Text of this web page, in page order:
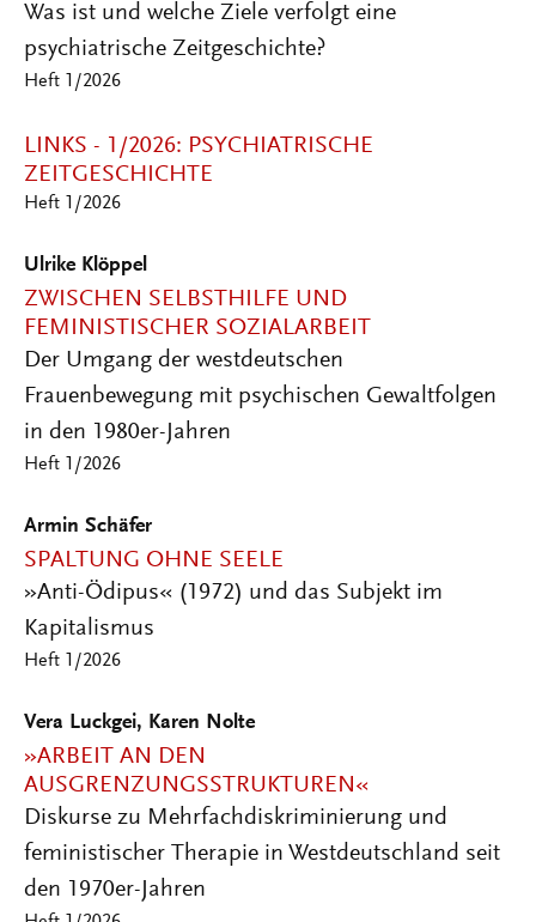
Was ist und welche Ziele verfolgt eine
psychiatrische Zeitgeschichte?
Heft 1/2026
LINKS - 1/2026: PSYCHIATRISCHE
ZEITGESCHICHTE
Heft 1/2026
Ulrike Klöppel
ZWISCHEN SELBSTHILFE UND
FEMINISTISCHER SOZIALARBEIT
Der Umgang der westdeutschen
Frauenbewegung mit psychischen Gewaltfolgen
in den 1980er-Jahren
Heft 1/2026
Armin Schäfer
SPALTUNG OHNE SEELE
»Anti-Ödipus« (1972) und das Subjekt im
Kapitalismus
Heft 1/2026
Vera Luckgei, Karen Nolte
»ARBEIT AN DEN
AUSGRENZUNGSSTRUKTUREN«
Diskurse zu Mehrfachdiskriminierung und
feministischer Therapie in Westdeutschland seit
den 1970er-Jahren